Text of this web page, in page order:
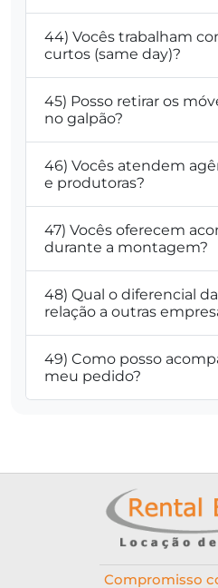
44) Vocês trabalham
curtos (same day)?
45) Posso retirar os
no galpão?
46) Vocês atendem
e produtoras?
47) Vocês oferecem
durante a montagem?
48) Qual o diferencial
relação a outras
49) Como posso
meu pedido?
Compromisso